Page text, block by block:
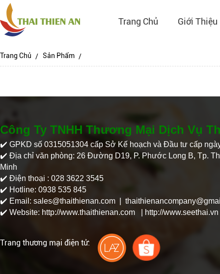
Trang Chủ Giới Thiệu
Trang Chủ Sản Phẩm
Công Ty TNHH Thương Mại Dịch Vụ
✔️​ GPKD số 0315051304 cấp Sở Kế hoạch và Đầu tư cấp
✔️ Địa chỉ văn phòng: 26 Đường D19, P. Phước Long B, Tp.
Minh
✔️ Điện thoại : 028 3622 3545
✔️ Hotline: 0938 535 845
✔️ Email: sales@thaithienan.com |
✔️ Website: http://www.thaithienan.com | http://www.seethai.vn
Trang thương mại điện tử: